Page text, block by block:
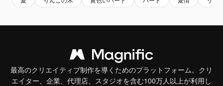
最高のクリエイティブ制作を導くためのプラットフォーム。クリ
エイター、企業、代理店、スタジオを含む100万人以上が利用し